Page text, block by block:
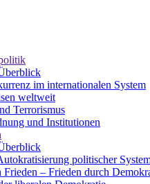
im internationalen System
weltweit
Terrorismus
und Institutionen
politischer
– Frieden durch